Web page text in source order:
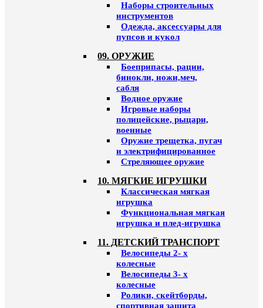
Наборы строительных
инструментов
Одежда, аксессуары для
пупсов и кукол
09. ОРУЖИЕ
Боеприпасы, рации,
бинокли, ножи,меч,
сабля
Водное оружие
Игровые наборы
полицейские, рыцари,
военные
Оружие трещетка, пугач
и электрифицированное
Стреляющее оружие
10. МЯГКИЕ ИГРУШКИ
Классическая мягкая
игрушка
Функциональная мягкая
игрушка и плед-игрушка
11. ДЕТСКИЙ ТРАНСПОРТ
Велосипеды 2- х
колесные
Велосипеды 3- х
колесные
Ролики, скейтборды,
спортивная защита